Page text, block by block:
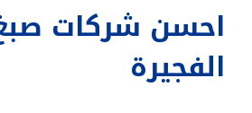
احسن شركات
الفجيرة